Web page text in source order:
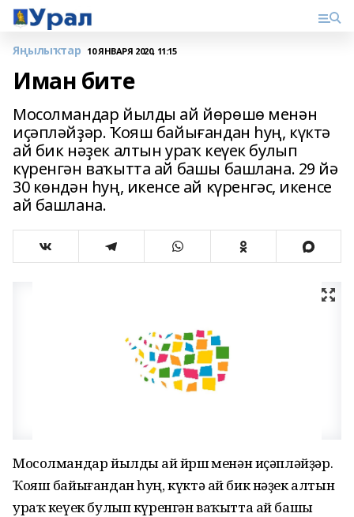
Яңылыҡтар 10 ЯНВАРЯ 2020, 11:15
Иман бите
Мосолмандар йылды ай йѳрѳшѳ менән
иҫәпләйҙәр. Ҡояш байығандан һуң, күктә
ай бик нәҙек алтын ураҡ кеүек булып
күренгән ваҡытта ай башы башлана. 29 йә
30 кѳндән һуң, икенсе ай күренгәс, икенсе
ай башлана.
Мосолмандар йылды ай йѳрѳшѳ менән иҫәпләйҙәр.
Ҡояш байығандан һуң, күктә ай бик нәҙек алтын
ураҡ кеүек булып күренгән ваҡытта ай башы